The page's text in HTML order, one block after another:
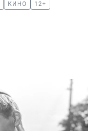
КИНО 12+